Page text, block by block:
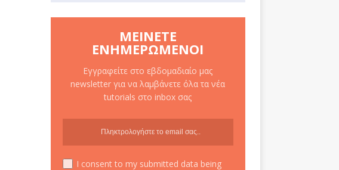
ΜΕΊΝΕΤΕ
ΕΝΗΜΕΡΩΜΈΝΟΙ
Εγγραφείτε στο εβδομαδιαίο μας
newsletter για να λαμβάνετε όλα τα νέα
tutorials στο inbox σας
I consent to my submitted data being